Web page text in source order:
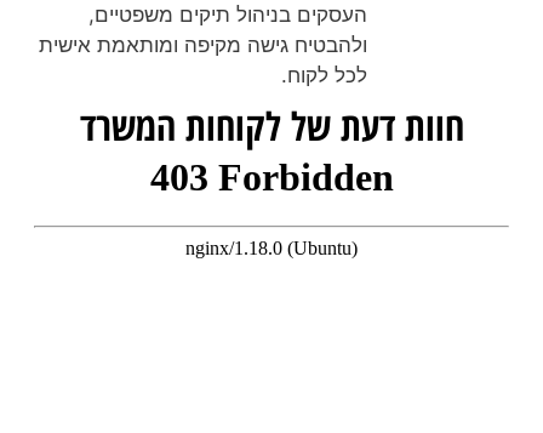
העסקים בניהול תיקים משפטיים,
ולהבטיח גישה מקיפה ומותאמת אישית
לכל לקוח.
חוות דעת של לקוחות המשרד